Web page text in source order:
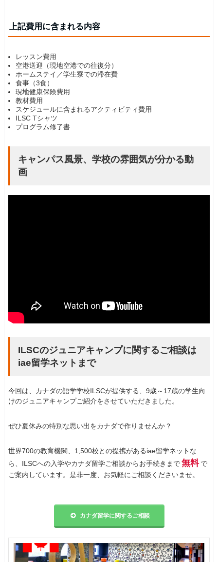
上記費用に含まれる内容
レッスン費用
空港送迎（現地空港での往復分）
ホームステイ／学生寮での滞在費
食事（3食）
現地健康保険費用
教材費用
スケジュールに含まれるアクティビティ費用
ILSC Tシャツ
プログラム修了書
キャンパス風景、学校の雰囲気が分かる動
画
ILSCのジュニアキャンプに関するご相談は
iae留学ネットまで
今回は、カナダの語学学校ILSCが提供する、9歳～17歳の学生向
けのジュニアキャンプご紹介をさせていただきました。
ぜひ夏休みの特別な思い出をカナダで作りませんか？
世界700の教育機関、1,500校との提携があるiae留学ネットな
ら、ILSCへの入学やカナダ留学ご相談からお手続きまで 無料 で
ご案内しています。是非一度、お気軽にご相談くださいませ。
カナダ留学に関するご相談